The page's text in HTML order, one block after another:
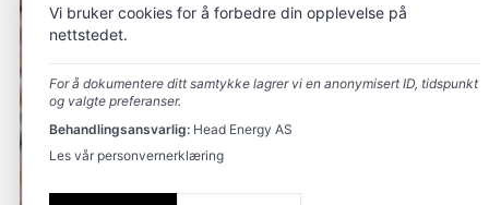
Vi bruker cookies for å forbedre din opplevelse på
nettstedet.
For å dokumentere ditt samtykke lagrer vi en anonymisert ID, tidspunkt
og valgte preferanser.
Behandlingsansvarlig: Head Energy AS
Les vår personvernerklæring